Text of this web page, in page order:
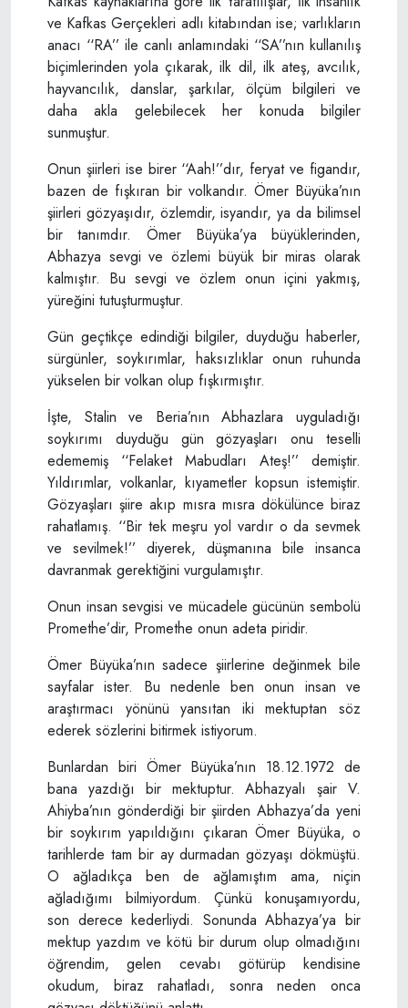
ve Kafkas Gerçekleri adlı kitabından ise; varlıkların
anacı ‘‘RA’’ ile canlı anlamındaki ‘‘SA’’nın kullanılış
biçimlerinden yola çıkarak, ilk dil, ilk ateş, avcılık,
hayvancılık, danslar, şarkılar, ölçüm bilgileri ve
daha akla gelebilecek her konuda bilgiler
sunmuştur.
Onun şiirleri ise birer ‘‘Aah!’’dır, feryat ve figandır,
bazen de fışkıran bir volkandır. Ömer Büyüka’nın
şiirleri gözyaşıdır, özlemdir, isyandır, ya da bilimsel
bir tanımdır. Ömer Büyüka’ya büyüklerinden,
Abhazya sevgi ve özlemi büyük bir miras olarak
kalmıştır. Bu sevgi ve özlem onun içini yakmış,
yüreğini tutuşturmuştur.
Gün geçtikçe edindiği bilgiler, duyduğu haberler,
sürgünler, soykırımlar, haksızlıklar onun ruhunda
yükselen bir volkan olup fışkırmıştır.
İşte, Stalin ve Beria’nın Abhazlara uyguladığı
soykırımı duyduğu gün gözyaşları onu teselli
edememiş ‘‘Felaket Mabudları Ateş!’’ demiştir.
Yıldırımlar, volkanlar, kıyametler kopsun istemiştir.
Gözyaşları şiire akıp mısra mısra dökülünce biraz
rahatlamış. ‘‘Bir tek meşru yol vardır o da sevmek
ve sevilmek!’’ diyerek, düşmanına bile insanca
davranmak gerektiğini vurgulamıştır.
Onun insan sevgisi ve mücadele gücünün sembolü
Promethe’dir, Promethe onun adeta piridir.
Ömer Büyüka’nın sadece şiirlerine değinmek bile
sayfalar ister. Bu nedenle ben onun insan ve
araştırmacı yönünü yansıtan iki mektuptan söz
ederek sözlerini bitirmek istiyorum.
Bunlardan biri Ömer Büyüka’nın 18.12.1972 de
bana yazdığı bir mektuptur. Abhazyalı şair V.
Ahiyba’nın gönderdiği bir şiirden Abhazya’da yeni
bir soykırım yapıldığını çıkaran Ömer Büyüka, o
tarihlerde tam bir ay durmadan gözyaşı dökmüştü.
O ağladıkça ben de ağlamıştım ama, niçin
ağladığımı bilmiyordum. Çünkü konuşamıyordu,
son derece kederliydi. Sonunda Abhazya’ya bir
mektup yazdım ve kötü bir durum olup olmadığını
öğrendim, gelen cevabı götürüp kendisine
okudum, biraz rahatladı, sonra neden onca